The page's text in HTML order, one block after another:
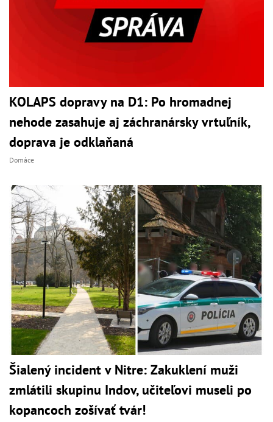
KOLAPS dopravy na D1: Po hromadnej
nehode zasahuje aj záchranársky vrtuľník,
doprava je odklaňaná
Domáce
Šialený incident v Nitre: Zakuklení muži
zmlátili skupinu Indov, učiteľovi museli po
kopancoch zošívať tvár!